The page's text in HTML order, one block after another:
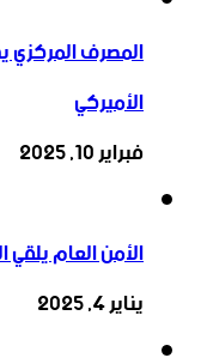
المصرف المركزي
الأميركي
فبراير 10, 2025
الأمن العام
يناير 4, 2025